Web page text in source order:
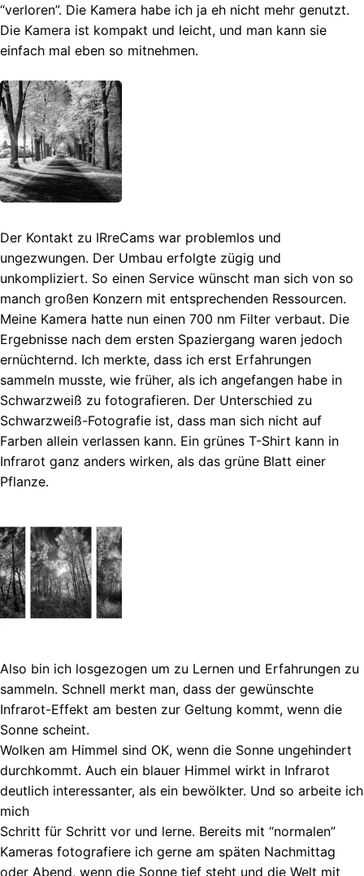
“verloren”. Die Kamera habe ich ja eh nicht mehr genutzt.
Die Kamera ist kompakt und leicht, und man kann sie
einfach mal eben so mitnehmen.
Der Kontakt zu IRreCams war problemlos und
ungezwungen. Der Umbau erfolgte zügig und
unkompliziert. So einen Service wünscht man sich von so
manch großen Konzern mit entsprechenden Ressourcen.
Meine Kamera hatte nun einen 700 nm Filter verbaut. Die
Ergebnisse nach dem ersten Spaziergang waren jedoch
ernüchternd. Ich merkte, dass ich erst Erfahrungen
sammeln musste, wie früher, als ich angefangen habe in
Schwarzweiß zu fotografieren. Der Unterschied zu
Schwarzweiß-Fotografie ist, dass man sich nicht auf
Farben allein verlassen kann. Ein grünes T-Shirt kann in
Infrarot ganz anders wirken, als das grüne Blatt einer
Pflanze.
Also bin ich losgezogen um zu Lernen und Erfahrungen zu
sammeln. Schnell merkt man, dass der gewünschte
Infrarot-Effekt am besten zur Geltung kommt, wenn die
Sonne scheint.
Wolken am Himmel sind OK, wenn die Sonne ungehindert
durchkommt. Auch ein blauer Himmel wirkt in Infrarot
deutlich interessanter, als ein bewölkter. Und so arbeite ich
mich
Schritt für Schritt vor und lerne. Bereits mit “normalen”
Kameras fotografiere ich gerne am späten Nachmittag
oder Abend, wenn die Sonne tief steht und die Welt mit